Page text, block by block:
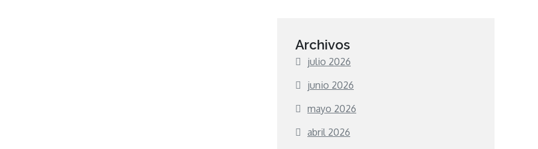
Archivos
julio 2026
junio 2026
mayo 2026
abril 2026